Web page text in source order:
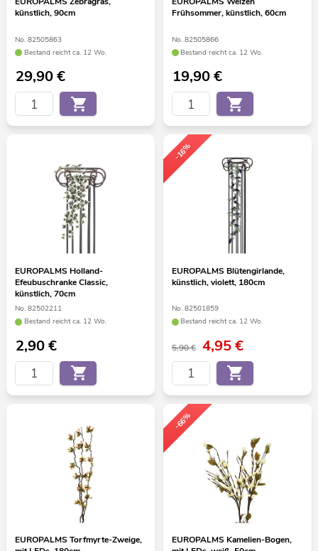
künstlich, 90cm
No. 82505863
Bestand reicht ca. 12 Wo.
29,90€
Frühsommer, künstlich, 60cm
No. 82505866
Bestand reicht ca. 12 Wo.
19,90€
EUROPALMS Holland-
Efeubuschranke Classic,
künstlich, 70cm
No. 82502211
Bestand reicht ca. 12 Wo.
2,90€
-16%
EUROPALMS Blütengirlande,
künstlich, violett, 180cm
No. 82501859
Bestand reicht ca. 12 Wo.
5,90 € 4,95€
EUROPALMS Torfmyrte-Zweige,
-66%
EUROPALMS Kamelien-Bogen,